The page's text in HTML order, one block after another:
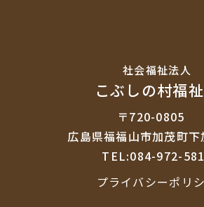
社会福祉法⼈
こぶしの村福
〒720-0805
広島県福福山市加茂町
TEL:084-972-
プライバシーポリ